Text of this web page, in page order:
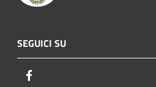
SEGUICI SU